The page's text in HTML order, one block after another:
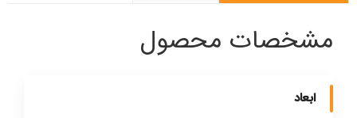
مشخصات محصول
ابعاد